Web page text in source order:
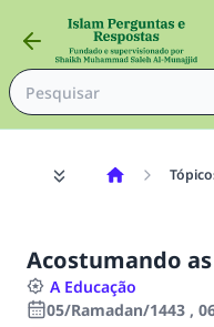
Acostumando
A Educação
05/Ramadan/1443 ,